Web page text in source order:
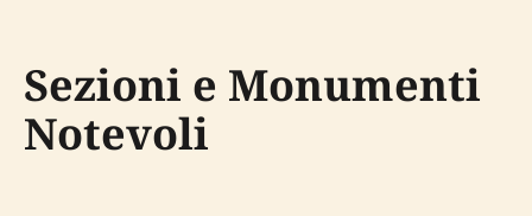
Sezioni e Monumenti
Notevoli